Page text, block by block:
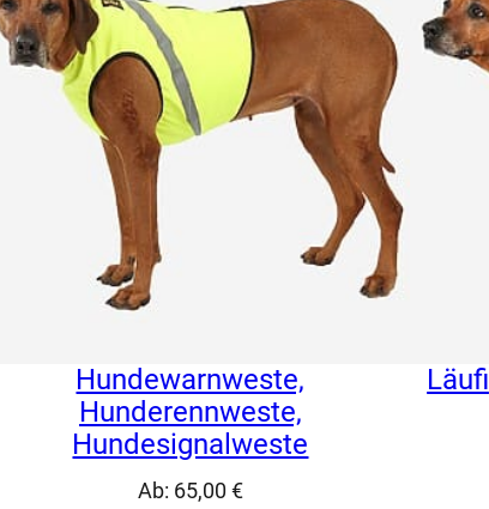
Hundewarnweste,
Hunderennweste,
Hundesignalweste
Ab: 65,00 €